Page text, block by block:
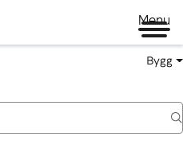
Menu
Bygg